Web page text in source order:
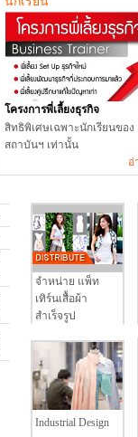
โครงการพี่เลี้ยงธุรกิจ
สิทธิพิเศษเฉพาะนักเรียนของ
สถาบันฯ เท่านั้น
อ่
จำหน่าย แพ็ท
เทิร์นเสื้อผ้า
สำเร็จรูป
Industrial Design